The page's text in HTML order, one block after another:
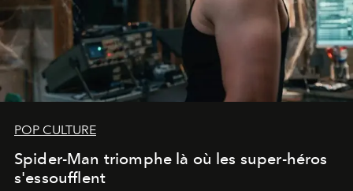
POP CULTURE
Spider-Man triomphe là où les super-héros
s'essoufflent